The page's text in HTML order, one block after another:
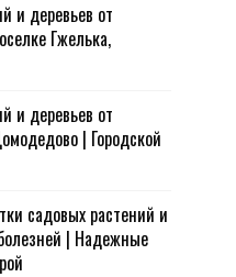
и деревьев от
Гжелька,
и деревьев от
| Городской
садовых растений и
| Надежные